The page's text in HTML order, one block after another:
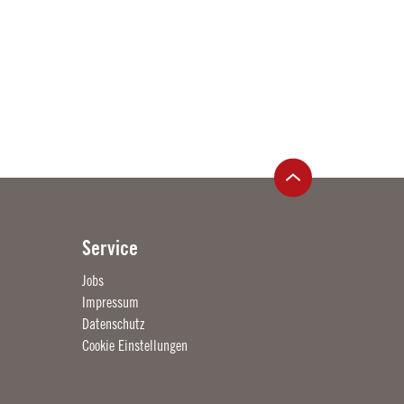
Service
Jobs
Impressum
Datenschutz
Cookie Einstellungen